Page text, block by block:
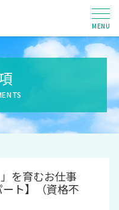
を育むお仕事
ート】（資格不